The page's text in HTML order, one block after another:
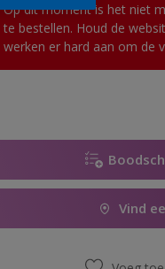
Op dit moment is het niet
te bestellen. Houd de
werken er hard aan om de
Vind